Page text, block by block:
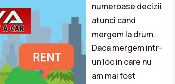
numeroase decizii
atunci cand
mergem la drum.
Daca mergem intr-
un loc in care nu
am mai fost